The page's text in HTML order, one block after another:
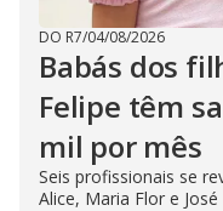
DO R7/04/08/2026
Babás dos
Felipe têm
mil por mês
Seis profissionais se
Alice, Maria Flor e